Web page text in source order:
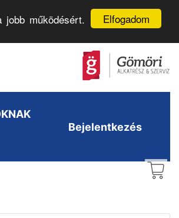
Elfogadom
jobb működésért.
Bejelentkezés